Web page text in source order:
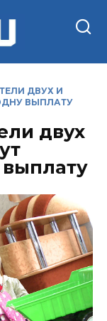
ДВУХ И
ВЫПЛАТУ
двух